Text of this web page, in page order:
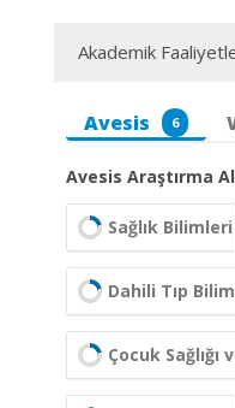
Akademik
Avesis 6
Avesis Araştırma
Sağlık Bilimleri
Dahili Tıp
Çocuk Sağlığı